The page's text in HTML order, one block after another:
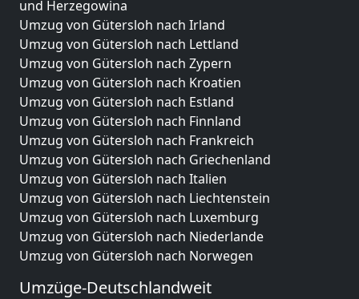
und Herzegowina
Umzug von Gütersloh nach Irland
Umzug von Gütersloh nach Lettland
Umzug von Gütersloh nach Zypern
Umzug von Gütersloh nach Kroatien
Umzug von Gütersloh nach Estland
Umzug von Gütersloh nach Finnland
Umzug von Gütersloh nach Frankreich
Umzug von Gütersloh nach Griechenland
Umzug von Gütersloh nach Italien
Umzug von Gütersloh nach Liechtenstein
Umzug von Gütersloh nach Luxemburg
Umzug von Gütersloh nach Niederlande
Umzug von Gütersloh nach Norwegen
Umzüge-Deutschlandweit